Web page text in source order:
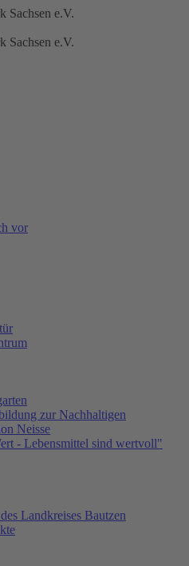
Sachsen e.V.
Sachsen e.V.
vor
zur Nachhaltigen
Neisse
- Lebensmittel sind wertvoll"
Landkreises Bautzen